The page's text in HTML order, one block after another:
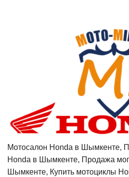
Мотосалон Honda в Шымкенте,
Honda в Шымкенте, Продажа
Шымкенте, Купить мотоциклы